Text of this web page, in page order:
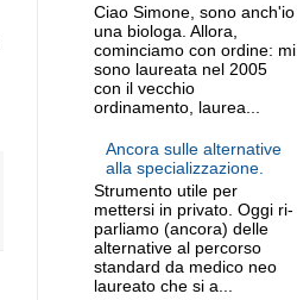
Ciao Simone, sono anch'io
una biologa. Allora,
cominciamo con ordine: mi
sono laureata nel 2005
con il vecchio
ordinamento, laurea...
Ancora sulle alternative
alla specializzazione.
Strumento utile per
mettersi in privato. Oggi ri-
parliamo (ancora) delle
alternative al percorso
standard da medico neo
laureato che si a...